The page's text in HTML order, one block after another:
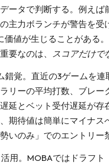
ータで判断する。例え
主力ボランチが警告を
値が生じることがある
要なのは、
スコアだけで
錯覚。直近の3ゲームを
リーの平均打数、ブレ
延とベット受付遅延が存
期待値は簡単にマイナ
いのみ」でのエントリー
用。MOBAではドラフ